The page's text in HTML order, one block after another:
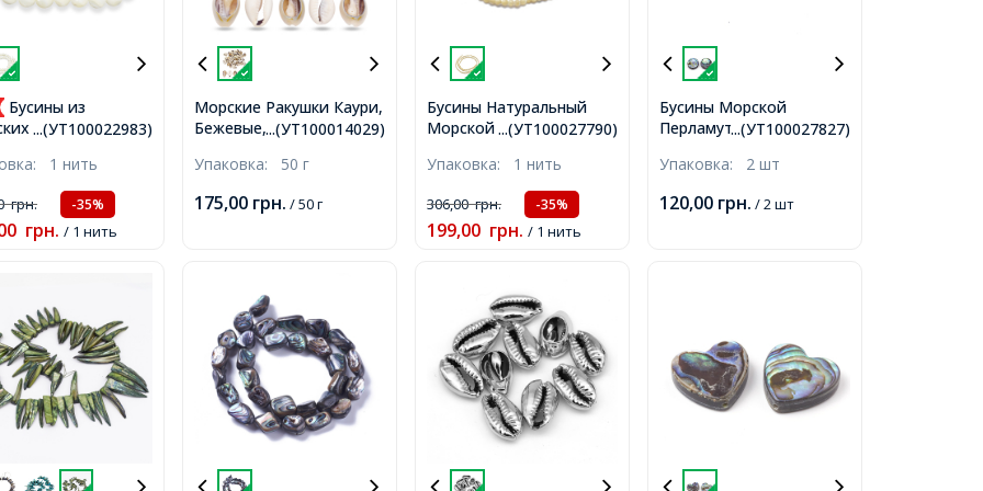
...(УТ100022983)
Бусины из
Ракушек
Белый, 8-8.2мм,
1мм, около
38см/нить,
1 нить
грн. -35%
грн. / 1 нить
...(УТ100014029)
Морские Ракушки Каури,
Бежевые, без
17~20x10~12x5~6мм,
Упаковка: 50 г
175,00 грн. / 50 г
...(УТ100027790)
Бусины Натуральный
Морской Перламутр,
2мм, отв 0.5мм, около
195шт/39см/нить,
Упаковка: 1 нить
306,00грн. -35%
199,00 грн. / 1 нить
...(УТ100027827)
Бусины Морской
Перламутр Абалон/Пауа,
Разноцветный, Размер:
0.8мм,
Упаковка: 2 шт
120,00 грн. / 2 шт